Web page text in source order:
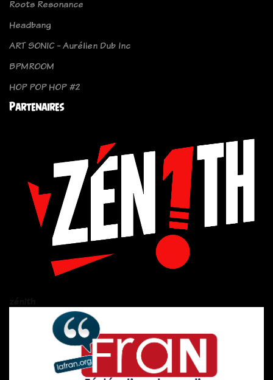
Roots Resonance
Headbang
ART SONIC - Aurélien Dub Inc
BPMROOM
HOP POP HOP #2
Partenaires